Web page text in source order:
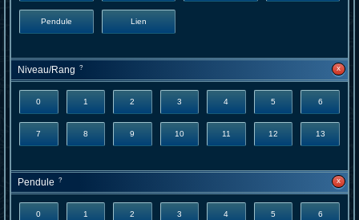
Pendule Lien
Niveau/Rang ? x
0 1 2 3 4 5 6
7 8 9 10 11 12 13
Pendule ? x
0 1 2 3 4 5 6